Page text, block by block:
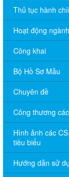
Thủ tục hành
Hoạt động ngành
Công khai
Bộ Hồ Sơ Mẫu
Chuyên đề
Công thương
Hình ảnh các
tiêu biểu
Hướng dẫn sử